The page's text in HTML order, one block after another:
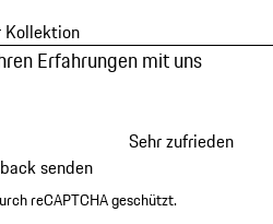
Kollektion
Erfahrungen mit uns
Sehr zufrieden
senden
reCAPTCHA geschützt.